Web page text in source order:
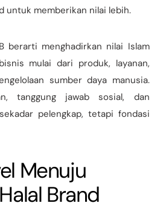
untuk memberikan nilai lebih.
berarti menghadirkan nilai Islam
mulai dari produk, layanan,
sumber daya manusia.
tanggung jawab sosial, dan
pelengkap, tetapi fondasi
Menuju
Brand